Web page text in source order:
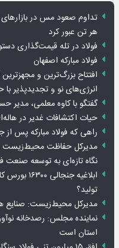
هر تن عبور کرد
فولاد در تله قیمت‌گذاری
فولاد مبارکه اصفهان
افتتاح بزرگ‌ترین و
انرژی‌های نو و تجدیدپذیر با
گفتگو با کاوه معلمی، مدیر
حیات اکتشافات غدیر در
راهی که فولاد مبارکه پس
مدیرکل حفاظت محیط‌زیست
نگاه تازه‌ای به توسعه صنعت
ابلاغیه
تولید؟
مدیرکل محیط‌زیست: صنایع
نماینده مجلس: رصدخانه
استان است